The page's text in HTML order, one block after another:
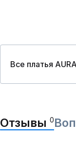
Все платья
Отзывы 0